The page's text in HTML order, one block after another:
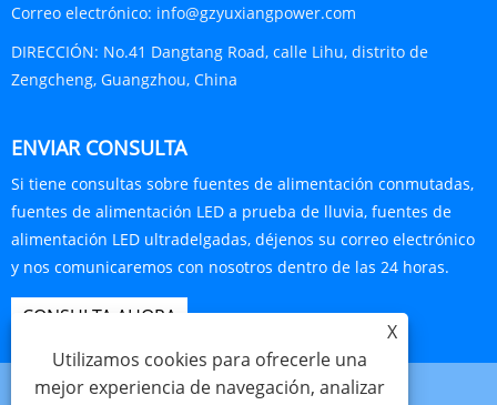
Correo electrónico: info@gzyuxiangpower.com
DIRECCIÓN: No.41 Dangtang Road, calle Lihu, distrito de
Zengcheng, Guangzhou, China
ENVIAR CONSULTA
Si tiene consultas sobre fuentes de alimentación conmutadas,
fuentes de alimentación LED a prueba de lluvia, fuentes de
alimentación LED ultradelgadas, déjenos su correo electrónico
y nos comunicaremos con nosotros dentro de las 24 horas.
CONSULTA AHORA
X
Utilizamos cookies para ofrecerle una
mejor experiencia de navegación, analizar